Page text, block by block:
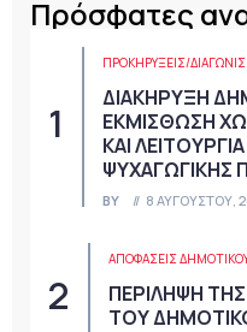
Πρόσφατες
ΠΡΟΚΗΡΎΞΕΙΣ/
ΔΙΑΚΗΡΥΞΗ
ΕΚΜΙΣΘΩΣΗ
ΚΑΙ
ΨΥΧΑΓΩΓΙΚΗΣ
BY 8 ΑΥΓΟΎΣΤΟΥ,
ΑΠΟΦΆΣΕΙΣ
ΠΕΡΙΛΗΨΗ
ΤΟΥ